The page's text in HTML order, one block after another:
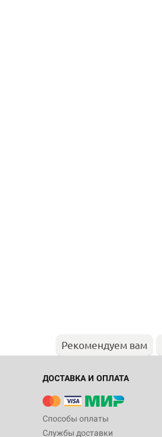
Рекомендуем вам
ДОСТАВКА И ОПЛАТА
Способы оплаты
Службы доставки